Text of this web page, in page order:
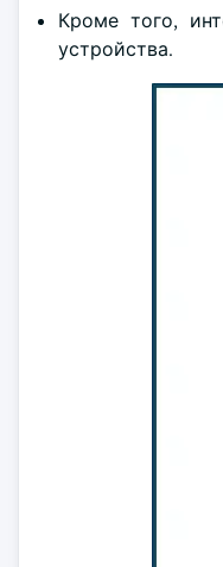
Кроме того,
устройства.